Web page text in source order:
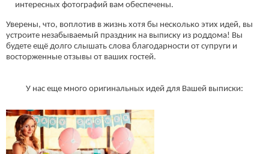
интересных фотографий вам обеспечены.
Уверены, что, воплотив в жизнь хотя бы несколько этих идей, вы
устроите незабываемый праздник на выписку из роддома! Вы
будете ещё долго слышать слова благодарности от супруги и
восторженные отзывы от ваших гостей.
У нас еще много оригинальных идей для Вашей выписки: